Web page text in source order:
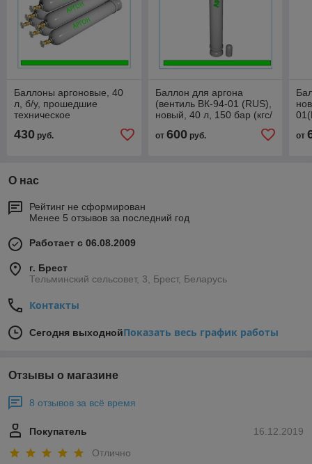
Баллоны аргоновые, 40
л, б/у, прошедшие
техническое
150 бар (ГОСТ 949-73 )
430 руб.
Баллон для аргона
(вентиль ВК-94-01 (RUS),
новый, 40 л, 150 бар (кгс/
от 600руб.
73.
от
О нас
Рейтинг не сформирован
Менее 5 отзывов за последний год
Работает с 06.08.2009
г. Брест
Тельминский сельсовет, 3, Брест, Беларусь
Контакты
Сегодня выходнойПоказать весь график работы
Отзывы о магазине
8 отзывов за всё время
16.12.2019
Покупатель
Отлично